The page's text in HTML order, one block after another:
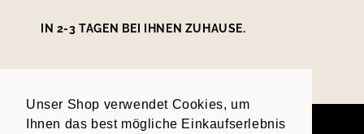
Unser Shop verwendet Cookies, um
Ihnen das best mögliche Einkaufserlebnis
IN 2-3 TAGEN BEI IHNEN ZUHAUSE.
Zahlungsmethoden